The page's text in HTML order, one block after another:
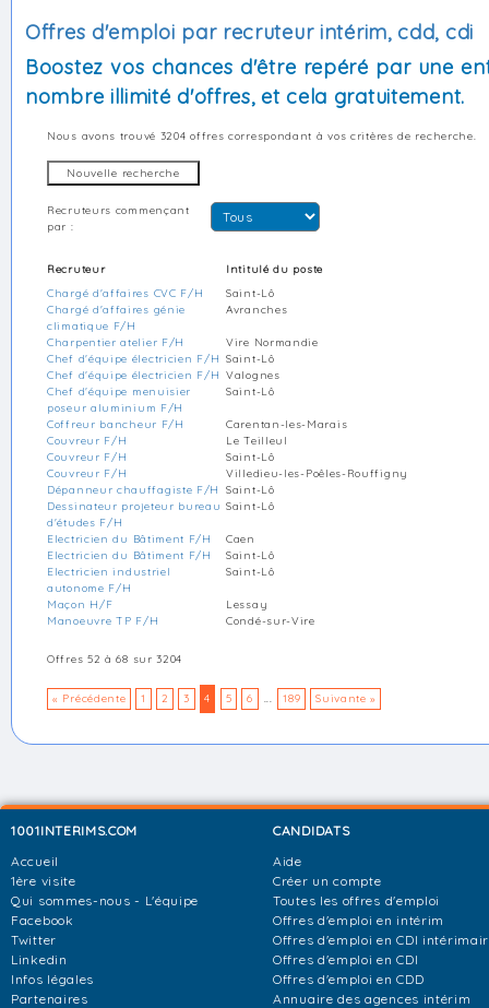
Offres d'emploi par recruteur intérim, cdd, cdi
Boostez vos chances d'être repéré par une
nombre illimité d'offres, et cela gratuitement.
Nous avons trouvé 3204 offres correspondant à vos critères de recherche.
Recruteurs commençant
par :
Recruteur
Intitulé du poste
Chargé d'affaires CVC F/H
Saint-Lô
Chargé d'affaires génie
climatique F/H
Avranches
Charpentier atelier F/H
Vire Normandie
Chef d'équipe électricien F/H Saint-Lô
Chef d'équipe électricien F/H Valognes
Chef d'équipe menuisier
poseur aluminium F/H
Saint-Lô
Coffreur bancheur F/H
Carentan-les-Marais
Couvreur F/H
Le Teilleul
Couvreur F/H
Saint-Lô
Couvreur F/H
Villedieu-les-Poêles-Rouffigny
Dépanneur chauffagiste F/H
Saint-Lô
Dessinateur projeteur bureau
d'études F/H
Saint-Lô
Electricien du Bâtiment F/H
Caen
Electricien du Bâtiment F/H
Saint-Lô
Electricien industriel
autonome F/H
Saint-Lô
Maçon H/F
Lessay
Manoeuvre TP F/H
Condé-sur-Vire
Offres 52 à 68 sur 3204
« Précédente 1 2 3 4 5 6 ... 189 Suivante »
1001INTERIMS.COM
Accueil
1ère visite
Qui sommes-nous - L'équipe
Facebook
Twitter
Linkedin
Infos légales
Partenaires
CANDIDATS
Aide
Créer un compte
Toutes les offres d'emploi
Offres d'emploi en intérim
Offres d'emploi en CDI
Offres d'emploi en CDI
Offres d'emploi en CDD
Annuaire des agences intérim